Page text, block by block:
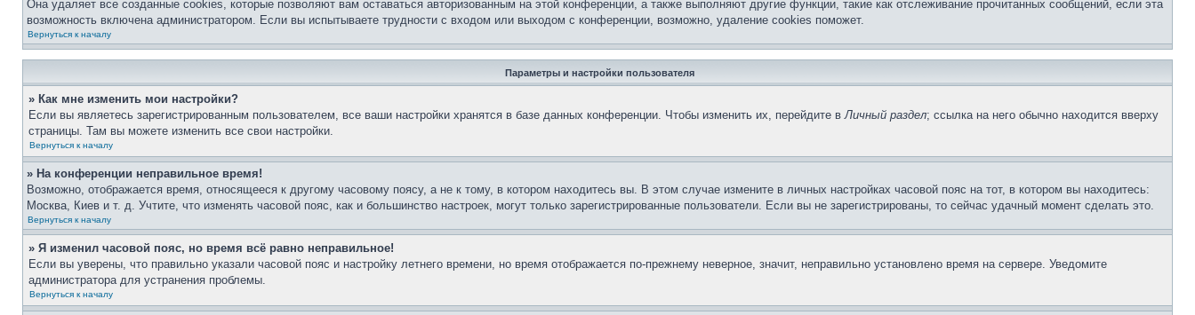
Она удаляет все созданные cookies, которые позволяют вам оставаться авторизованным на этой конференции, а также выполняют другие функции, такие как отслеживание прочитанных сообщений, если эта
возможность включена администратором. Если вы испытываете трудности с входом или выходом с конференции, возможно, удаление cookies поможет.
Вернуться к началу
Параметры и настройки пользователя
» Как мне изменить мои настройки?
Если вы являетесь зарегистрированным пользователем, все ваши настройки хранятся в базе данных конференции. Чтобы изменить их, перейдите вЛичный раздел; ссылка на него обычно находится вверху
страницы. Там вы можете изменить все свои настройки.
Вернуться к началу
» На конференции неправильное время!
Возможно, отображается время, относящееся к другому часовому поясу, а не к тому, в котором находитесь вы. В этом случае измените в личных настройках часовой пояс на тот, в котором вы находитесь:
Москва, Киев и т. д. Учтите, что изменять часовой пояс, как и большинство настроек, могут только зарегистрированные пользователи. Если вы не зарегистрированы, то сейчас удачный момент сделать это.
Вернуться к началу
» Я изменил часовой пояс, но время всё равно неправильное!
Если вы уверены, что правильно указали часовой пояс и настройку летнего времени, но время отображается по-прежнему неверное, значит, неправильно установлено время на сервере. Уведомите
администратора для устранения проблемы.
Вернуться к началу